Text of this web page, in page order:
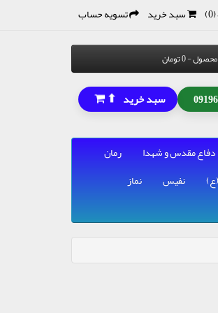
سبد خرید تسویه حساب
سبد خرید ⬆
دفاع مقدس و شهدا
رمان
نفیس
نماز